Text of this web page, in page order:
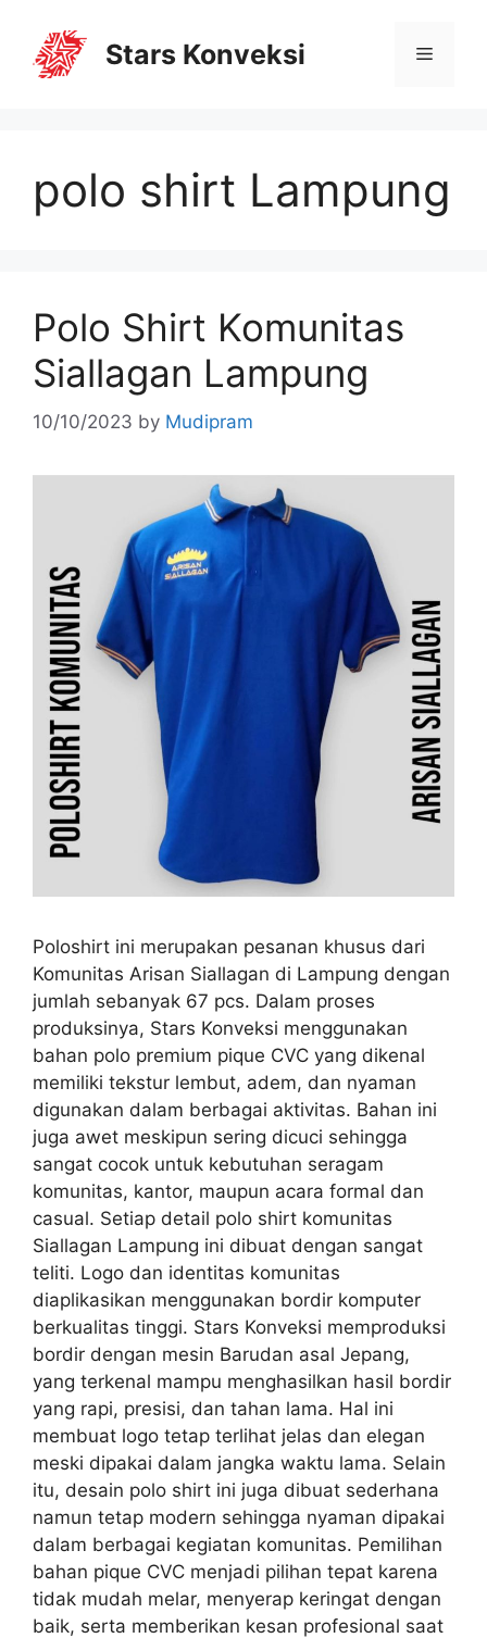
Stars Konveksi
polo shirt Lampung
Polo Shirt Komunitas
Siallagan Lampung
10/10/2023 by Mudipram
Poloshirt ini merupakan pesanan khusus dari
Komunitas Arisan Siallagan di Lampung dengan
jumlah sebanyak 67 pcs. Dalam proses
produksinya, Stars Konveksi menggunakan
bahan polo premium pique CVC yang dikenal
memiliki tekstur lembut, adem, dan nyaman
digunakan dalam berbagai aktivitas. Bahan ini
juga awet meskipun sering dicuci sehingga
sangat cocok untuk kebutuhan seragam
komunitas, kantor, maupun acara formal dan
casual. Setiap detail polo shirt komunitas
Siallagan Lampung ini dibuat dengan sangat
teliti. Logo dan identitas komunitas
diaplikasikan menggunakan bordir komputer
berkualitas tinggi. Stars Konveksi memproduksi
bordir dengan mesin Barudan asal Jepang,
yang terkenal mampu menghasilkan hasil bordir
yang rapi, presisi, dan tahan lama. Hal ini
membuat logo tetap terlihat jelas dan elegan
meski dipakai dalam jangka waktu lama. Selain
itu, desain polo shirt ini juga dibuat sederhana
namun tetap modern sehingga nyaman dipakai
dalam berbagai kegiatan komunitas. Pemilihan
bahan pique CVC menjadi pilihan tepat karena
tidak mudah melar, menyerap keringat dengan
baik, serta memberikan kesan profesional saat